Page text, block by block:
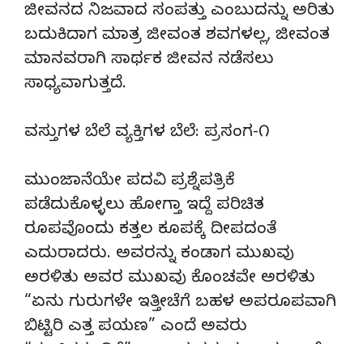
ಜೀವನದ ನಿಜವಾದ ಸಂಪತ್ತು ಎಂಬುದನ್ನು ಅರಿತು
ಬದುಕಿದಾಗ ಮಾತ್ರ ಜೀವಂತ ಶವಗಳಲ್ಲ, ಜೀವಂತ
ಮಾನವರಾಗಿ ಸಾರ್ಥಕ ಜೀವನ ನಡೆಸಲು
ಸಾಧ್ಯವಾಗುತ್ತದೆ.
ವಸ್ತುಗಳ ಬೆಲೆ ವ್ಯಕ್ತಿಗಳ ಬೆಲೆ: ಪ್ರಸಂಗ-೧
ಮುಂಜಾನೆಯೇ ಪದವಿ ಪ್ರಶ್ನೆಪತ್ರಿಕೆ
ಪಡೆದುಕೊಳ್ಳಲು ಹೋಗ್ತಾ ಇದ್ದೆ ಪರಿಚಿತ
ರೂಪವೊಂದು ಕತ್ತಲ ಕೂಪಕ್ಕೆ ದೀಪದಂತೆ
ಎದುರಾದರು. ಅವರನ್ನು ಕಂಡಾಗ ಮುಖವು
ಅರಳಿತು ಅವರ ಮುಖವು ಕೊಂಚವೇ ಅರಳಿತು
“ಏನು ಗುರುಗಳೇ ಇತ್ತೀಚೆಗೆ ಬಹಳ ಅಪರೂಪವಾಗಿ
ಬಿಟ್ಟಿರಿ ಎತ್ತ ಪಯಣ” ಎಂದೆ ಅವರು